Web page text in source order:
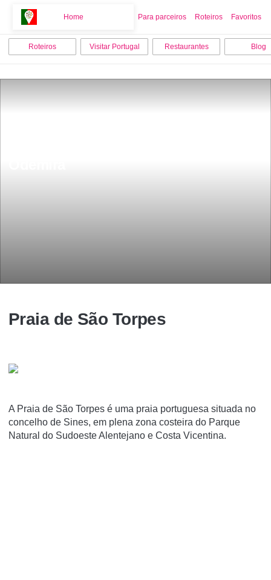
Home Para parceiros Roteiros Favoritos
Home
Roteiros Visitar Portugal Restaurantes Blog
Praia de São Torpes
A Praia de São Torpes é uma praia portuguesa situada no
concelho de Sines, em plena zona costeira do Parque
Natural do Sudoeste Alentejano e Costa Vicentina.